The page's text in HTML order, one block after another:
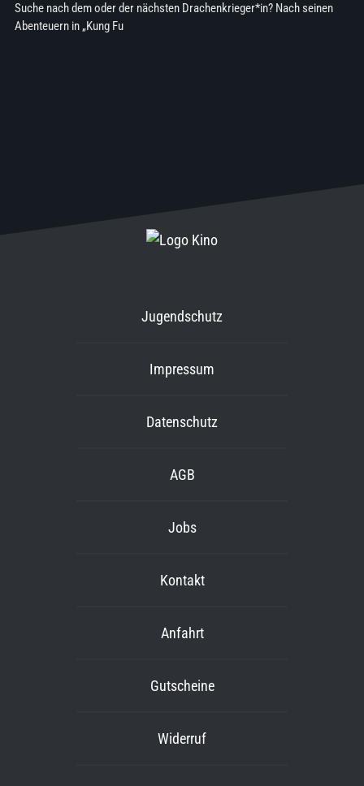
Suche nach dem oder der nächsten Drachenkrieger*in? Nach seinen
Abenteuern in „Kung Fu
Jugendschutz
Impressum
Datenschutz
AGB
Jobs
Kontakt
Anfahrt
Gutscheine
Widerruf